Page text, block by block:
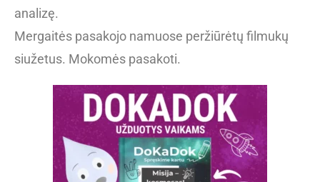
analizę.
Mergaitės pasakojo namuose peržiūrėtų filmukų
siužetus. Mokomės pasakoti.